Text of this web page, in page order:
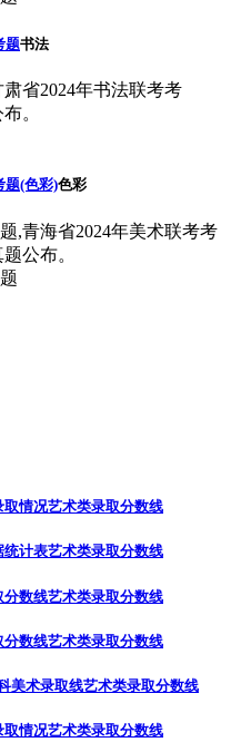
题书法
省2024年书法联考考
。
题(色彩)色彩
,青海省2024年美术联考考
公布。
取情况艺术类录取分数线
统计表艺术类录取分数线
分数线艺术类录取分数线
分数线艺术类录取分数线
美术录取线艺术类录取分数线
取情况艺术类录取分数线